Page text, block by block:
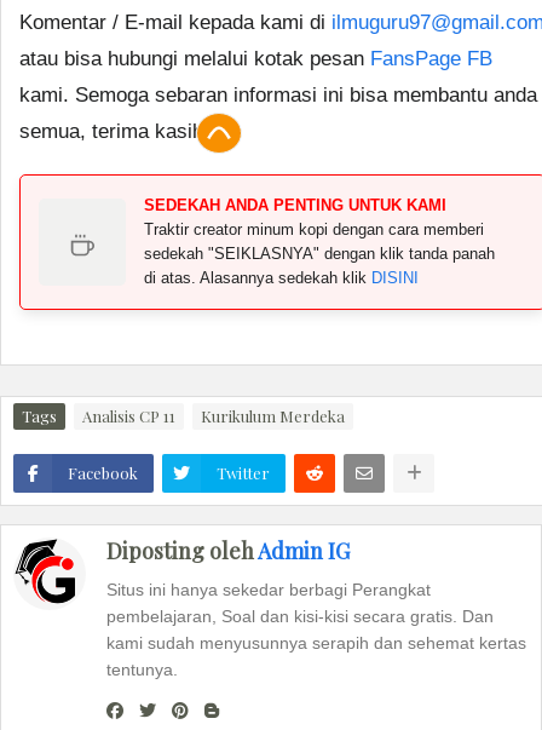
Komentar / E-mail kepada kami di
atau bisa hubungi melalui kotak pesan FansPage FB
kami. Semoga sebaran informasi ini bisa membantu anda
semua, terima kasih.
SEDEKAH ANDA PENTING UNTUK KAMI
Traktir creator minum kopi dengan cara memberi
sedekah "SEIKLASNYA" dengan klik tanda panah
di atas. Alasannya sedekah klik DISINI
Tags Analisis CP 11 Kurikulum Merdeka
Facebook Twitter
Diposting olehAdmin IG
Situs ini hanya sekedar berbagi Perangkat
pembelajaran, Soal dan kisi-kisi secara gratis. Dan
kami sudah menyusunnya serapih dan sehemat kertas
tentunya.